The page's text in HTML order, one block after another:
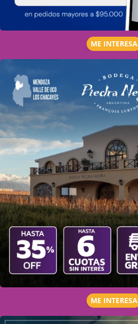
ME INTERESA
ME INTERESA